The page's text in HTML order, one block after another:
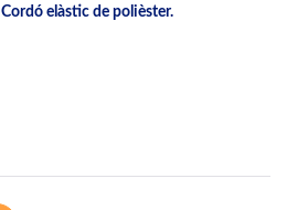
Cordó elàstic de polièster.